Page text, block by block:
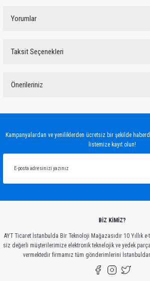
Yorumlar
Taksit Seçenekleri
Önerileriniz
Ürün açıklamasında eksik bilgiler bulunuyor.
Gönder
Kampanyalardan ve yeniliklerden ücretsiz bir şekilde
listemize kayıt olun!
BİZ KİMİZ?
AYT Ticaret İstanbulda Bir Teknoloji Mağazasıdır 10 Yıllık
siz değerli müşterilerimize elektronik teknelojik ve yedek
vermektedir firmamız tüm gönderimlerini